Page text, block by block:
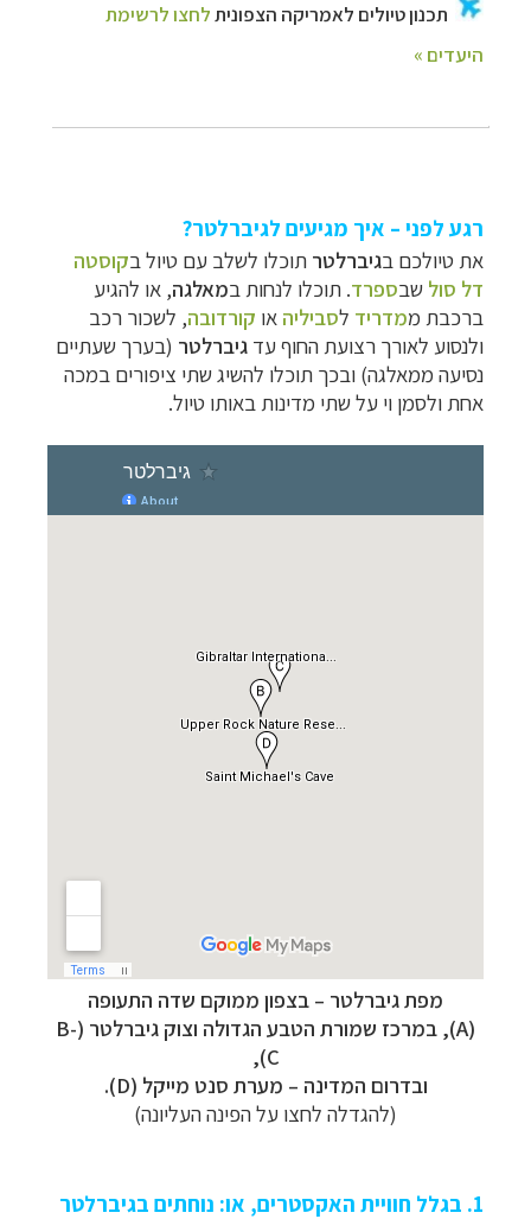
רגע לפני – איך מגיעים לגיברלטר?
את טיולכם בגיברלטר תוכלו לשלב עם טיול בקוסטה
דל סול שבספרד. תוכלו לנחות במאלגה, או להגיע
ברכבת ממדריד לסביליה או קורדובה, לשכור רכב
ולנסוע לאורך רצועת החוף עד גיברלטר (בערך שעתיים
נסיעה ממאלגה) ובכך תוכלו להשיג שתי ציפורים במכה
אחת ולסמן וי על שתי מדינות באותו טיול.
מפת גיברלטר – בצפון ממוקם שדה התעופה
(A),
במרכז שמורת הטבע הגדולה וצוק גיברלטר (B-
C),
ובדרום המדינה – מערת סנט מייקל (D).
(להגדלה לחצו על הפינה העליונה)
1. בגלל חוויית האקסטרים, או: נוחתים בגיברלטר